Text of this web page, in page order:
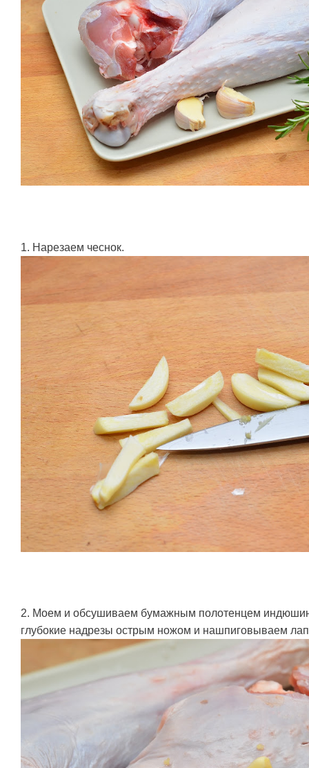
1. Нарезаем чеснок.
2. Моем и обсушиваем бумажным полотенцем
глубокие надрезы острым ножом и нашпиговываем